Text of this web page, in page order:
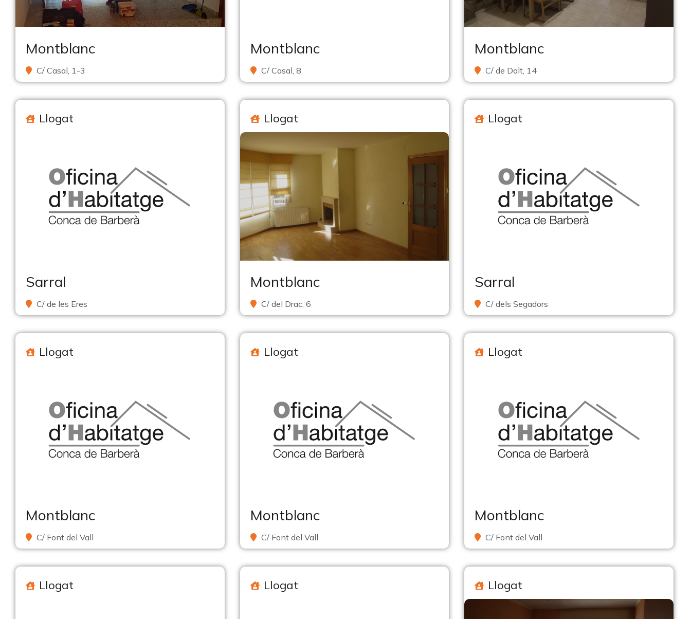
Montblanc
C/ Casal, 1-3
Montblanc
C/ Casal, 8
Montblanc
C/ de Dalt, 14
Llogat
Sarral
C/ de les Eres
Llogat
Montblanc
C/ del Drac, 6
Llogat
Sarral
C/ dels Segadors
Llogat
Montblanc
C/ Font del Vall
Llogat
Montblanc
C/ Font del Vall
Llogat
Montblanc
C/ Font del Vall
Llogat Llogat Llogat